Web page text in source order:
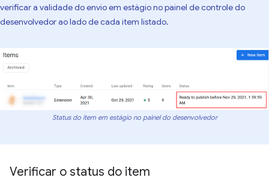
verificar a validade do envio em estágio no painel de controle do
desenvolvedor ao lado de cada item listado.
Status do item em estágio no painel do desenvolvedor
Verificar o status do item